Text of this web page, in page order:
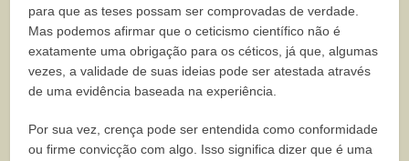
para que as teses possam ser comprovadas de verdade.
Mas podemos afirmar que o ceticismo científico não é
exatamente uma obrigação para os céticos, já que, algumas
vezes, a validade de suas ideias pode ser atestada através
de uma evidência baseada na experiência.
Por sua vez, crença pode ser entendida como conformidade
ou firme convicção com algo. Isso significa dizer que é uma